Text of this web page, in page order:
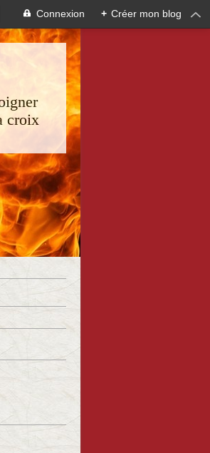
Connexion + Créer mon blog
croix